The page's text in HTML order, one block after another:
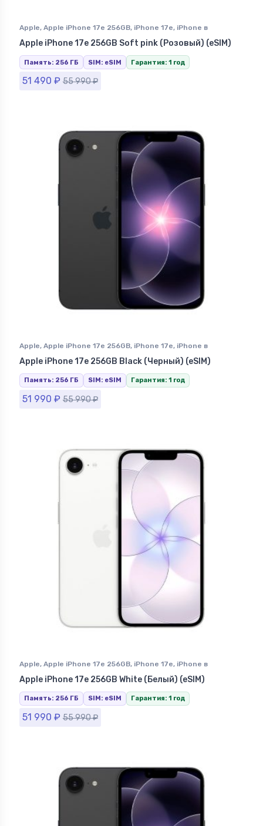
Apple, Apple iPhone 17e 256GB, iPhone 17e, iPhone в
Ставрополе
Apple iPhone 17e 256GB Soft pink (Розовый) (eSIM)
Память: 256 ГБ SIM: eSIM Гарантия: 1 год
51 490 ₽ 55 990₽
Apple, Apple iPhone 17e 256GB, iPhone 17e, iPhone в
Ставрополе
Apple iPhone 17e 256GB Black (Черный) (eSIM)
Память: 256 ГБ SIM: eSIM Гарантия: 1 год
51 990 ₽ 55 990₽
Apple, Apple iPhone 17e 256GB, iPhone 17e, iPhone в
Ставрополе
Apple iPhone 17e 256GB White (Белый) (eSIM)
Память: 256 ГБ SIM: eSIM Гарантия: 1 год
51 990 ₽ 55 990₽